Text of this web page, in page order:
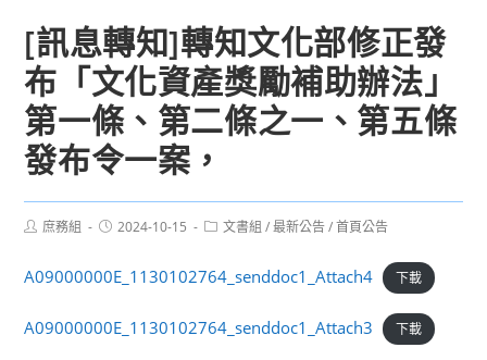
[訊息轉知]轉知文化部修正發
布「文化資產獎勵補助辦法」
第一條、第二條之一、第五條
發布令一案，
Post庶務組
Post2024-10-15
Post文書組 / 最新公告 / 首頁公告
A09000000E_1130102764_senddoc1_Attach4 下載
A09000000E_1130102764_senddoc1_Attach3 下載